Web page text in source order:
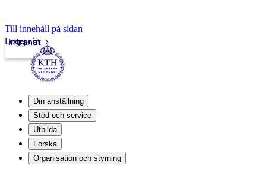
Till innehåll på sidan
Intranät
Logga in
Din anställning
Stöd och service
Utbilda
Forska
Organisation och styrning